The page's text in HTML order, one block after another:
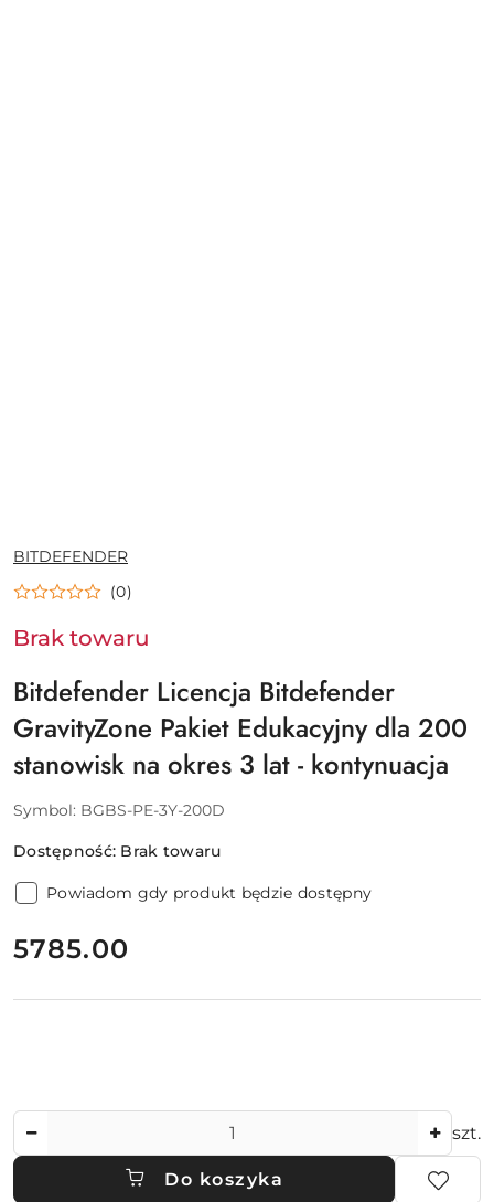
NAZWA
PRODUCENTA:
BITDEFENDER
(0)
Brak towaru
Bitdefender Licencja Bitdefender
GravityZone Pakiet Edukacyjny dla 200
stanowisk na okres 3 lat - kontynuacja
Symbol: BGBS-PE-3Y-200D
Dostępność: Brak towaru
Powiadom gdy produkt będzie dostępny
cena:
5785.00
szt.
Do koszyka